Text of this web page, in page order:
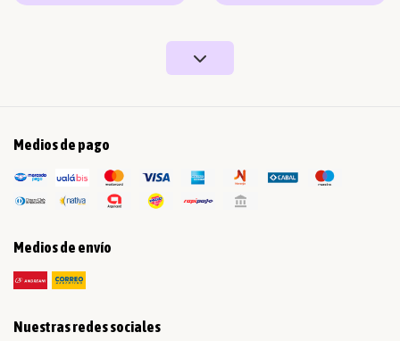
Medios de pago
Medios de envío
Nuestras redes sociales